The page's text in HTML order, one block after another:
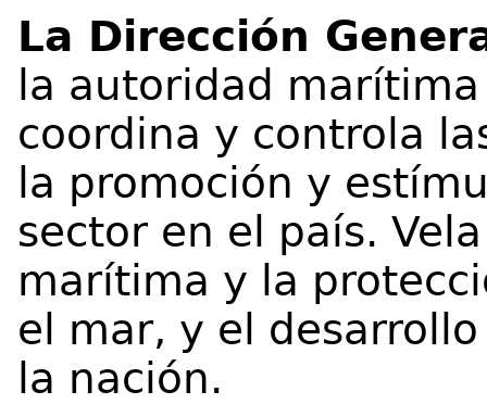
La Dirección
la autoridad
coordina y controla
la promoción y
sector en el país.
marítima y la
el mar, y el
la nación.